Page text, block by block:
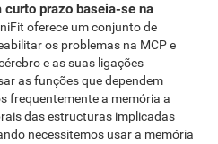
prazo baseia-se na
oferece um conjunto de
os problemas na MCP e
e as suas ligações
as funções que dependem
frequentemente a memória a
das estructuras implicadas
necessitemos usar a memória